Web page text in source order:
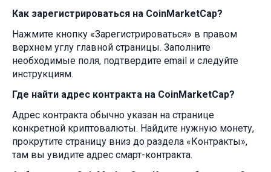
Как зарегистрироваться на CoinMarketCap?
Нажмите кнопку «Зарегистрироваться» в правом
верхнем углу главной страницы. Заполните
необходимые поля, подтвердите email и следуйте
инструкциям.
Где найти адрес контракта на CoinMarketCap?
Адрес контракта обычно указан на странице
конкретной криптовалюты. Найдите нужную монету,
прокрутите страницу вниз до раздела «Контракты»,
там вы увидите адрес смарт-контракта.